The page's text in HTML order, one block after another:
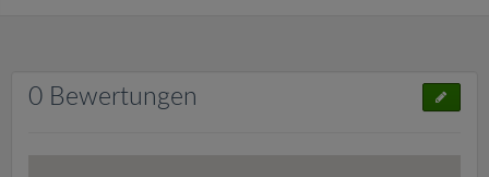
0 Bewertungen